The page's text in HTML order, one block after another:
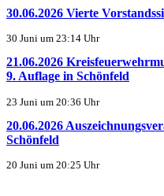
30.06.2026 Vierte
30 Juni um 23:14 Uhr
21.06.2026
9. Auflage in Schönfeld
23 Juni um 20:36 Uhr
20.06.2026
Schönfeld
20 Juni um 20:25 Uhr